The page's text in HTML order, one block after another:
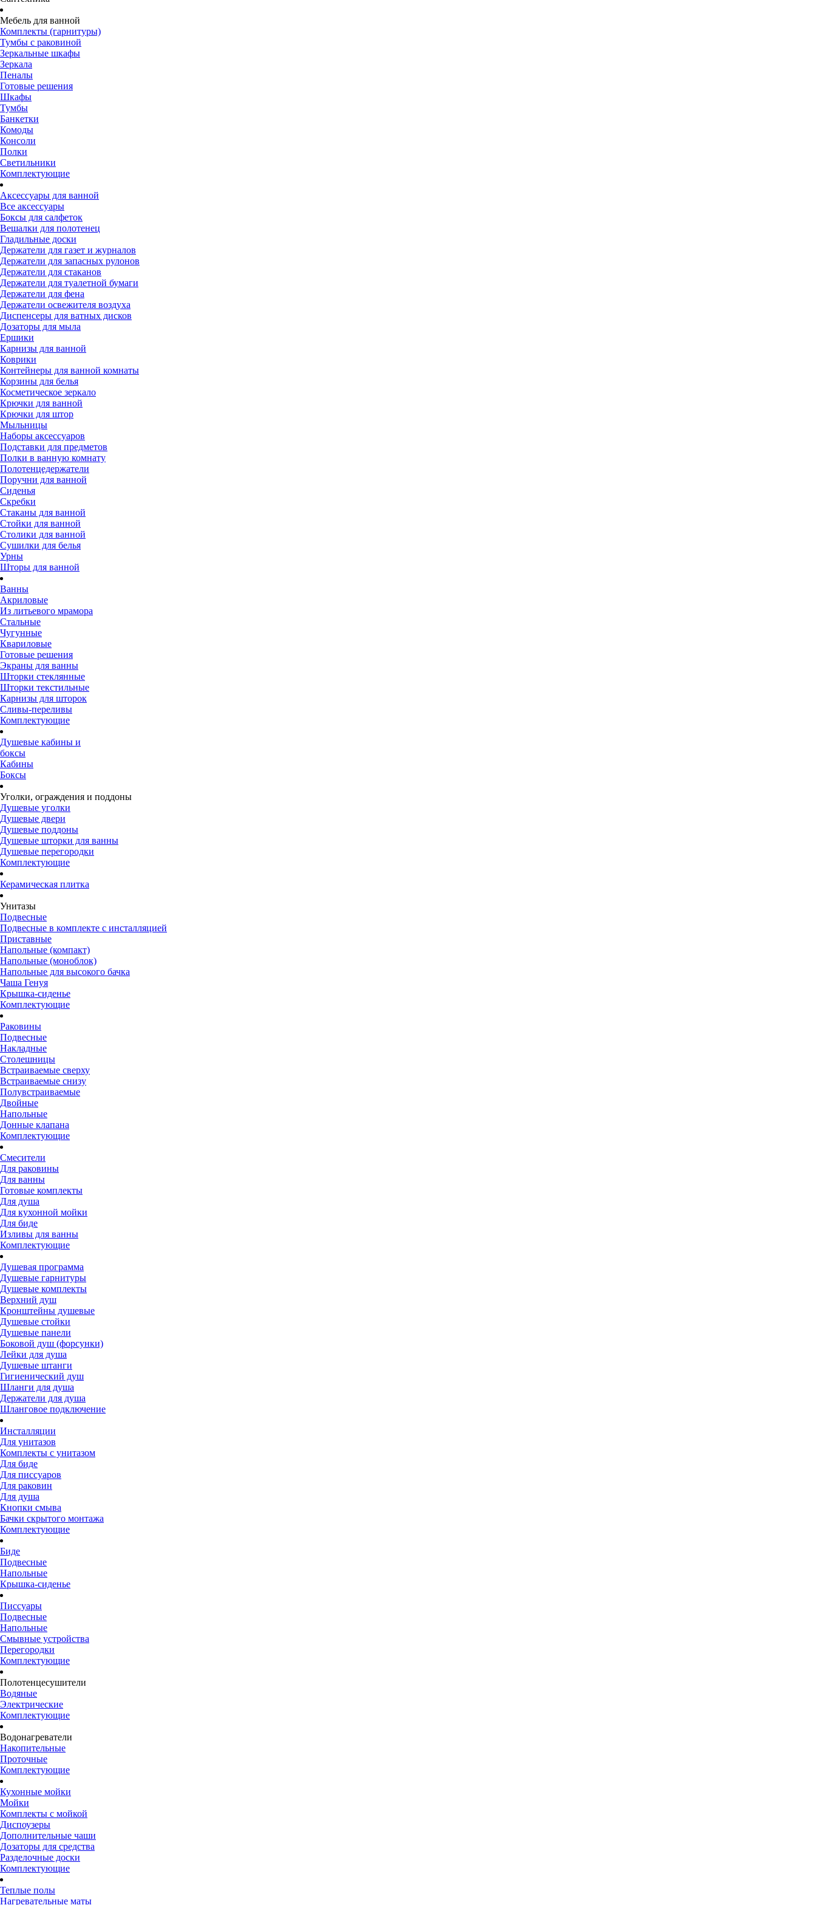
Мебель для ванной
Комплекты (гарнитуры)
Тумбы с раковиной
Зеркальные шкафы
Зеркала
Пеналы
Готовые решения
Шкафы
Тумбы
Банкетки
Комоды
Консоли
Полки
Светильники
Комплектующие
Аксессуары для ванной
Все аксессуары
Боксы для салфеток
Вешалки для полотенец
Гладильные доски
Держатели для газет и журналов
Держатели для запасных рулонов
Держатели для стаканов
Держатели для туалетной бумаги
Держатели для фена
Держатели освежителя воздуха
Диспенсеры для ватных дисков
Дозаторы для мыла
Ершики
Карнизы для ванной
Коврики
Контейнеры для ванной комнаты
Корзины для белья
Косметическое зеркало
Крючки для ванной
Крючки для штор
Мыльницы
Наборы аксессуаров
Подставки для предметов
Полки в ванную комнату
Полотенцедержатели
Поручни для ванной
Сиденья
Скребки
Стаканы для ванной
Стойки для ванной
Столики для ванной
Сушилки для белья
Урны
Шторы для ванной
Ванны
Акриловые
Из литьевого мрамора
Стальные
Чугунные
Квариловые
Готовые решения
Экраны для ванны
Шторки стеклянные
Шторки текстильные
Карнизы для шторок
Сливы-переливы
Комплектующие
Душевые кабины и
боксы
Кабины
Боксы
Уголки, ограждения и поддоны
Душевые уголки
Душевые двери
Душевые поддоны
Душевые шторки для ванны
Душевые перегородки
Комплектующие
Керамическая плитка
Унитазы
Подвесные
Подвесные в комплекте с инсталляцией
Приставные
Напольные (компакт)
Напольные (моноблок)
Напольные для высокого бачка
Чаша Генуя
Крышка-сиденье
Комплектующие
Раковины
Подвесные
Накладные
Столешницы
Встраиваемые сверху
Встраиваемые снизу
Полувстраиваемые
Двойные
Напольные
Донные клапана
Комплектующие
Смесители
Для раковины
Для ванны
Готовые комплекты
Для душа
Для кухонной мойки
Для биде
Изливы для ванны
Комплектующие
Душевая программа
Душевые гарнитуры
Душевые комплекты
Верхний душ
Кронштейны душевые
Душевые стойки
Душевые панели
Боковой душ (форсунки)
Лейки для душа
Душевые штанги
Гигиенический душ
Шланги для душа
Держатели для душа
Шланговое подключение
Инсталляции
Для унитазов
Комплекты с унитазом
Для биде
Для писсуаров
Для раковин
Для душа
Кнопки смыва
Бачки скрытого монтажа
Комплектующие
Биде
Подвесные
Напольные
Крышка-сиденье
Писсуары
Подвесные
Напольные
Смывные устройства
Перегородки
Комплектующие
Полотенцесушители
Водяные
Электрические
Комплектующие
Водонагреватели
Накопительные
Проточные
Комплектующие
Кухонные мойки
Мойки
Комплекты с мойкой
Диспоузеры
Дополнительные чаши
Дозаторы для средства
Разделочные доски
Комплектующие
Теплые полы
Нагревательные маты